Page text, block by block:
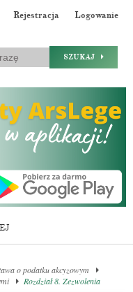
Rejestracja Logowanie
SZUKAJ
o podatku akcyzowym
Rozdział 8. Zezwolenia